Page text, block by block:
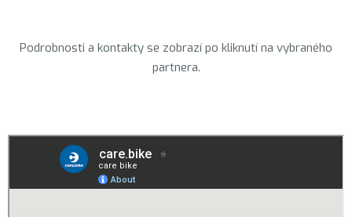
Podrobnosti a kontakty se zobrazí po kliknutí na vybraného
partnera.